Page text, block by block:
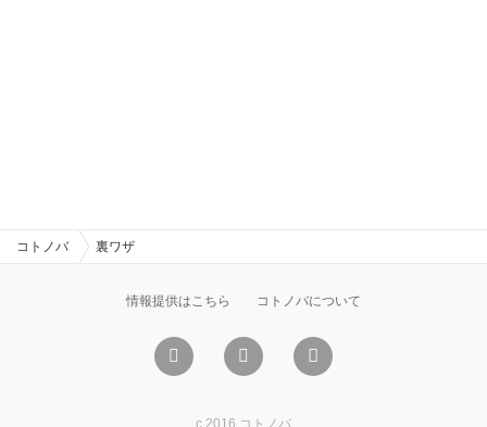
コトノバ 裏ワザ
情報提供はこちら コトノバについて
c 2016 コトノバ